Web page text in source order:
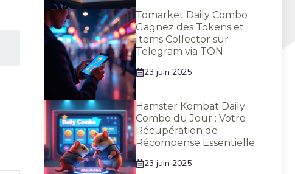
Tomarket Daily Combo :
Gagnez des Tokens et
Items Collector sur
Telegram via TON
23 juin 2025
Hamster Kombat Daily
Combo du Jour : Votre
Récupération de
Récompense Essentielle
23 juin 2025